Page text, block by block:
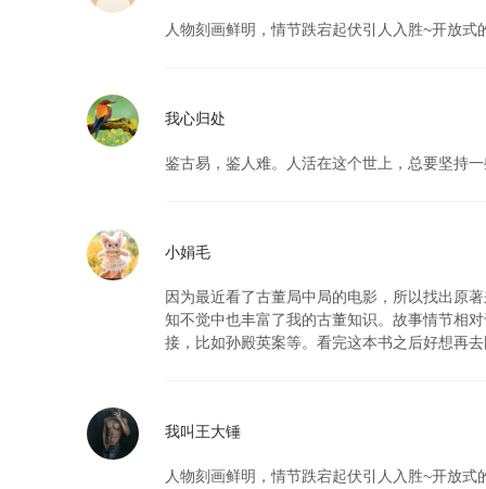
人物刻画鲜明，情节跌宕起伏引人入胜~开放
我心归处
鉴古易，鉴人难。人活在这个世上，总要坚持
小娟毛
因为最近看了古董局中局的电影，所以找出原
知不觉中也丰富了我的古董知识。故事情节相
接，比如孙殿英案等。看完这本书之后好想再
我叫王大锤
人物刻画鲜明，情节跌宕起伏引人入胜~开放